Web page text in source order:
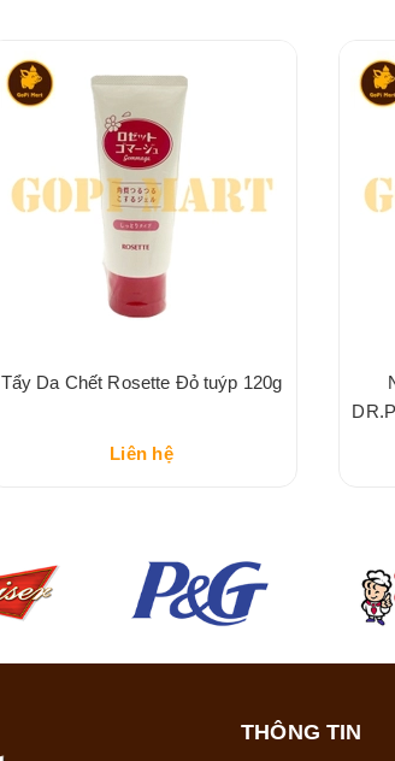
Tẩy Da Chết Rosette Đỏ tuýp 120g
Liên hệ
THÔNG TIN